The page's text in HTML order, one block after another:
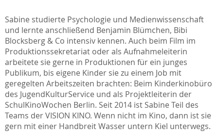
Sabine studierte Psychologie und Medienwissenschaft
und lernte anschließend Benjamin Blümchen, Bibi
Blocksberg & Co intensiv kennen. Auch beim Film im
Produktionssekretariat oder als Aufnahmeleiterin
arbeitete sie gerne in Produktionen für ein junges
Publikum, bis eigene Kinder sie zu einem Job mit
geregelten Arbeitszeiten brachten: Beim Kinderkinobüro
des JugendKulturService und als Projektleiterin der
SchulKinoWochen Berlin. Seit 2014 ist Sabine Teil des
Teams der VISION KINO. Wenn nicht im Kino, dann ist sie
gern mit einer Handbreit Wasser untern Kiel unterwegs.